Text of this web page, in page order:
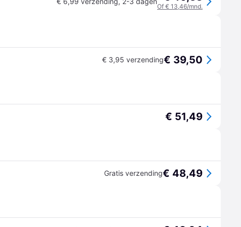
Of € 13,46/mnd.
€ 3,95 verzending€ 39,50
€ 51,49
Gratis verzending€ 48,49